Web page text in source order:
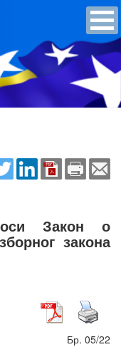
Закон о
закона
Бр. 05/22